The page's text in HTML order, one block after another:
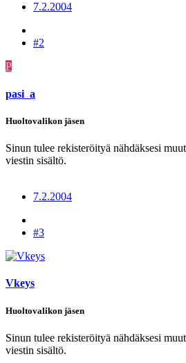
7.2.2004
#2
P
pasi_a
Huoltovalikon jäsen
Sinun tulee rekisteröityä nähdäksesi
viestin sisältö.
7.2.2004
#3
Vkeys
Huoltovalikon jäsen
Sinun tulee rekisteröityä nähdäksesi
viestin sisältö.